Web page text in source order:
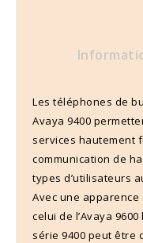
Les téléphones de
Avaya 9400
services hautement
communication de
types d’utilisateurs
Avec une
celui de l’Avaya
série 9400 peut être